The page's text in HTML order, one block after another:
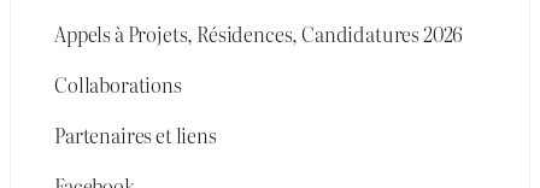
Appels à Projets, Résidences, Candidatures 2026
Collaborations
Partenaires et liens